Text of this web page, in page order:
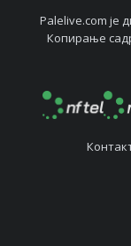
Palelive.com јe
Копирањe